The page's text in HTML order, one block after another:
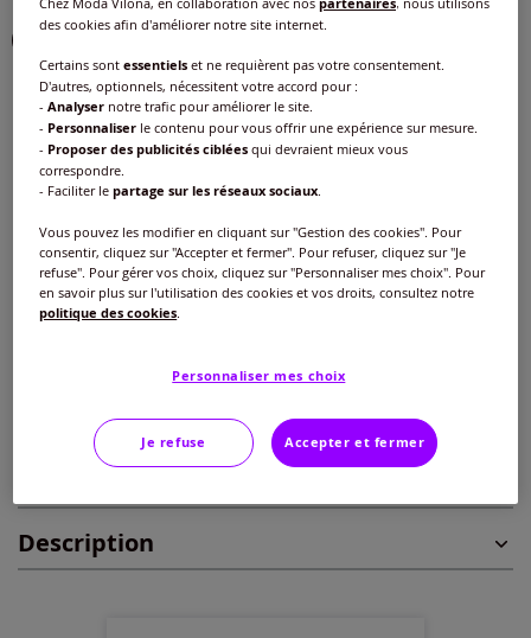
Choisir une couleur :
Taille :
Veuillez sélectionner une taille
40 -épuisé
En stock
48 -En stock
Guide des tailles
33€
Description
des cookies afin d'améliorer notre site internet.
Certains sontessentiels et ne requièrent pas votre consentement.
D'autres, optionnels, nécessitent votre accord pour :
-Analyser notre trafic pour améliorer le site.
- Personnaliser le contenu pour vous offrir une expérience sur mesure.
- Proposer des publicités ciblées qui devraient mieux vous
correspondre.
- Faciliter lepartage sur les réseaux sociaux.
Vous pouvez les modifier en cliquant sur "Gestion des cookies". Pour
consentir, cliquez sur "Accepter et fermer". Pour refuser, cliquez sur "Je
refuse". Pour gérer vos choix, cliquez sur "Personnaliser mes choix". Pour
en savoir plus sur l'utilisation des cookies et vos droits, consultez notre
politique des cookies.
Personnaliser mes choix
Je refuse Accepter et fermer